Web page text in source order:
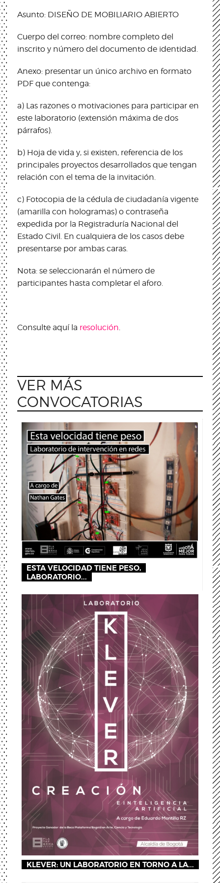
Asunto: DISEÑO DE MOBILIARIO ABIERTO
Cuerpo del correo: nombre completo del
inscrito y número del documento de identidad.
Anexo: presentar un único archivo en formato
PDF que contenga:
a) Las razones o motivaciones para participar en
este laboratorio (extensión máxima de dos
párrafos).
b) Hoja de vida y, si existen, referencia de los
principales proyectos desarrollados que tengan
relación con el tema de la invitación.
c) Fotocopia de la cédula de ciudadanía vigente
(amarilla con hologramas) o contraseña
expedida por la Registraduría Nacional del
Estado Civil. En cualquiera de los casos debe
presentarse por ambas caras.
Nota: se seleccionarán el número de
participantes hasta completar el aforo.
Consulte aquí la resolución.
VER MÁS
CONVOCATORIAS
ESTA VELOCIDAD TIENE PESO,
LABORATORIO...
KLEVER: UN LABORATORIO EN TORNO A LA...